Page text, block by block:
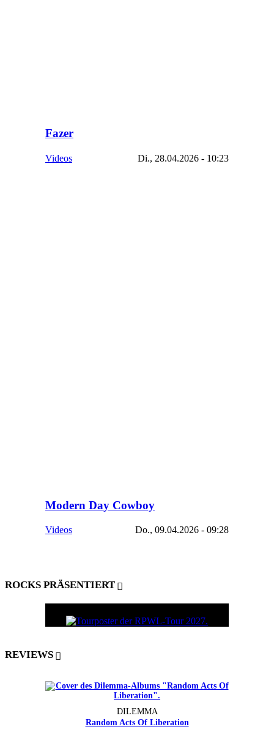
Fazer
Videos Di., 28.04.2026 - 10:23
Modern Day Cowboy
Videos Do., 09.04.2026 - 09:28
ROCKS PRÄSENTIERT
REVIEWS
DILEMMA
Random Acts Of Liberation